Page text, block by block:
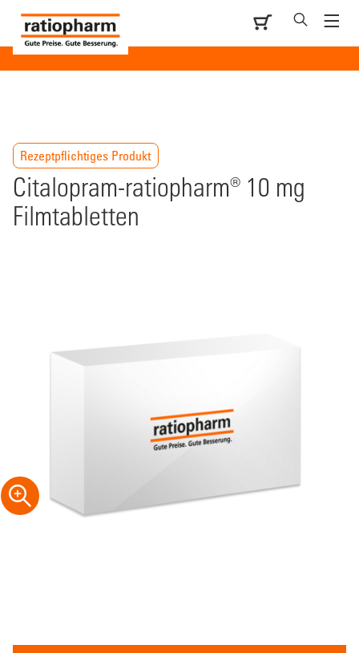
Rezeptpflichtiges Produkt
Citalopram-ratiopharm® 10 mg
Filmtabletten